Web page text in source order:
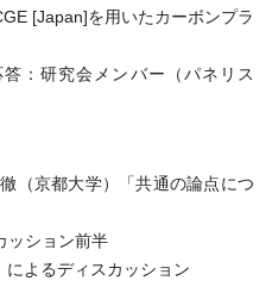
[Japan]を用いたカーボンプラ
：研究会メンバー（パネリス
（京都大学）「共通の論点につ
ッション前半
によるディスカッション